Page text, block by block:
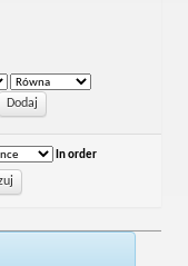
In order